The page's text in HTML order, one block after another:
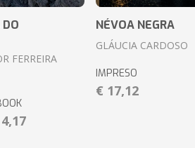
FERREIRA
NÉVOA NEGRA
GLÁUCIA CARDOSO
IMPRESO
€ 17,12